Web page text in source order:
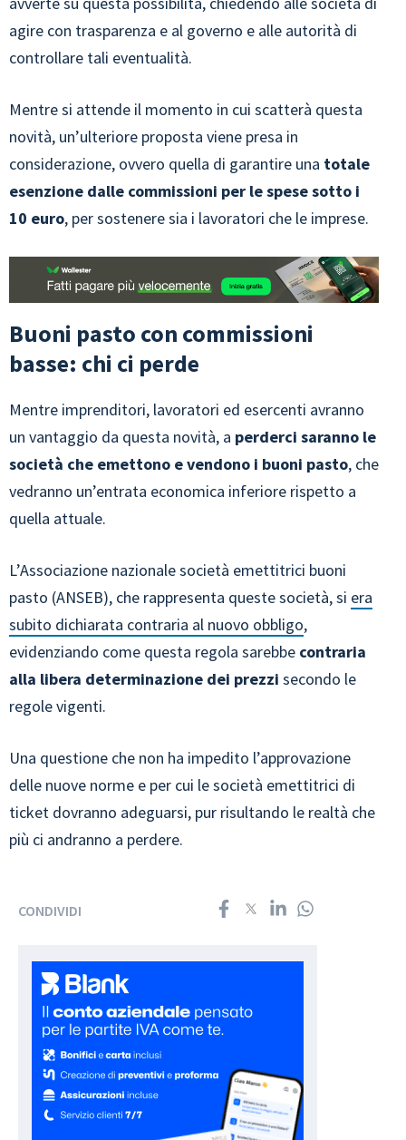
agire con trasparenza e al governo e alle autorità di
controllare tali eventualità.
Mentre si attende il momento in cui scatterà questa
novità, un’ulteriore proposta viene presa in
considerazione, ovvero quella di garantire una totale
esenzione dalle commissioni per le spese sotto i
10 euro, per sostenere sia i lavoratori che le imprese.
Buoni pasto con commissioni
basse: chi ci perde
Mentre imprenditori, lavoratori ed esercenti avranno
un vantaggio da questa novità, a perderci saranno le
società che emettono e vendono i buoni pasto, che
vedranno un’entrata economica inferiore rispetto a
quella attuale.
L’Associazione nazionale società emettitrici buoni
pasto (ANSEB), che rappresenta queste società, si era
subito dichiarata contraria al nuovo obbligo,
evidenziando come questa regola sarebbe contraria
alla libera determinazione dei prezzi secondo le
regole vigenti.
Una questione che non ha impedito l’approvazione
delle nuove norme e per cui le società emettitrici di
ticket dovranno adeguarsi, pur risultando le realtà che
più ci andranno a perdere.
CONDIVIDI